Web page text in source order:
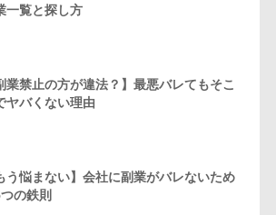
一覧と探し方
業禁止の方が違法？】最悪バレてもそこ
ヤバくない理由
う悩まない】会社に副業がバレないため
の鉄則